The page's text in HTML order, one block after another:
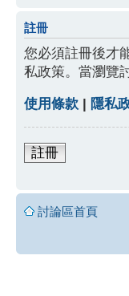
註冊
您必須註冊後才
私政策。當瀏覽
使用條款 | 隱私
註冊
討論區首頁